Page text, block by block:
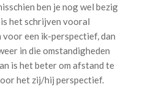
ben je nog wel bezig
het schrijven vooral
een ik-perspectief, dan
in die omstandigheden
is het beter om afstand te
het zij/hij perspectief.